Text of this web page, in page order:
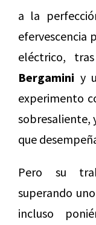
a la
efervescencia
eléctrico,
Bergamini y
experimento
sobresaliente,
que
Pero su
superando
incluso